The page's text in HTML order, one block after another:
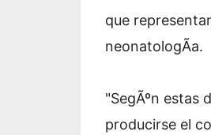
que
neonatologÃ­a.
"SegÃºn estas
producirse el